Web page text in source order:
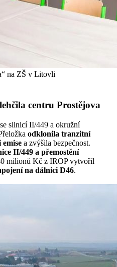
na ZŠ v Litovli
centru Prostějova
silnicí II/449 a okružní
odklonila tranzitní
a zvýšila bezpečnost.
II/449 a přemostění
milionů Kč z IROP vytvořil
na dálnici D46.